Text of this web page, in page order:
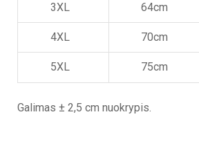
3XL 64cm
4XL 70cm
5XL 75cm
Galimas ± 2,5 cm nuokrypis.